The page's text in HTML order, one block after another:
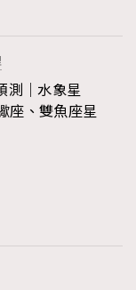
1
林家謙
測｜水象星
座、雙魚座星